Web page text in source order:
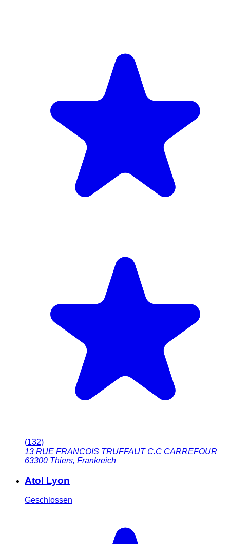
(132)
13 RUE FRANCOIS TRUFFAUT C.C CARREFOUR
63300 Thiers, Frankreich
Atol Lyon
Geschlossen